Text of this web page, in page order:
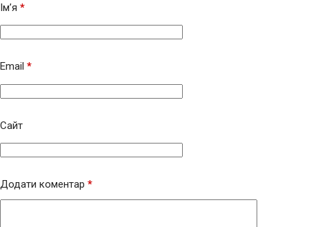
Ім’я *
Email *
Сайт
Додати коментар *